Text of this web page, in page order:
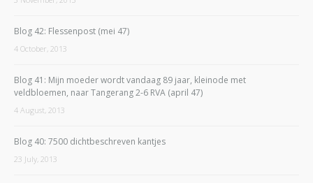
Blog 42: Flessenpost (mei 47)
4 October, 2013
Blog 41: Mijn moeder wordt vandaag 89 jaar, kleinode met
veldbloemen, naar Tangerang 2-6 RVA (april 47)
4 August, 2013
Blog 40: 7500 dichtbeschreven kantjes
23 July, 2013